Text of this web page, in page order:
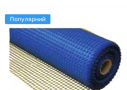
Популярний